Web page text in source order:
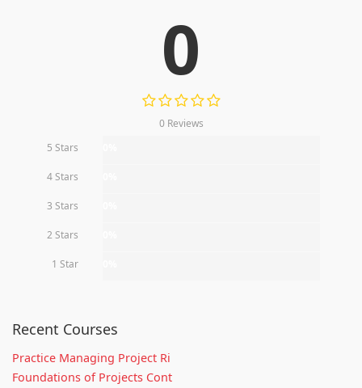
0
0 Reviews
5 Stars
4 Stars
3 Stars
2 Stars
1 Star
Recent Courses
Practice Managing Project Ri
Foundations of Projects Cont